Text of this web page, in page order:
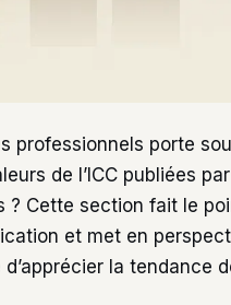
professionnels porte
de l’ICC publiées
? Cette section fait le
et met en
la tendance